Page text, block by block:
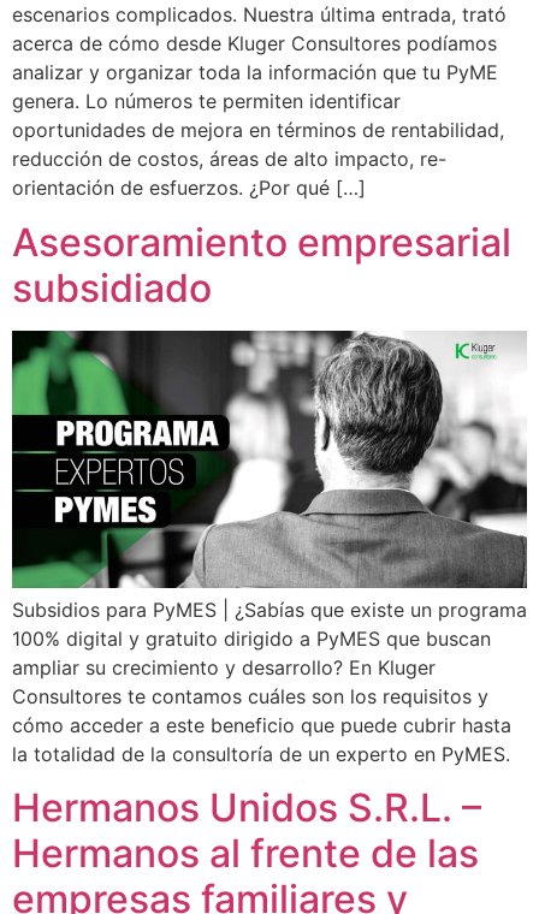
escenarios complicados. Nuestra última entrada, trató
acerca de cómo desde Kluger Consultores podíamos
analizar y organizar toda la información que tu PyME
genera. Lo números te permiten identificar
oportunidades de mejora en términos de rentabilidad,
reducción de costos, áreas de alto impacto, re-
orientación de esfuerzos. ¿Por qué […]
Asesoramiento empresarial
subsidiado
Subsidios para PyMES | ¿Sabías que existe un programa
100% digital y gratuito dirigido a PyMES que buscan
ampliar su crecimiento y desarrollo? En Kluger
Consultores te contamos cuáles son los requisitos y
cómo acceder a este beneficio que puede cubrir hasta
la totalidad de la consultoría de un experto en PyMES.
Hermanos Unidos S.R.L. –
Hermanos al frente de las
empresas familiares y